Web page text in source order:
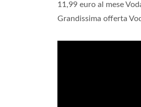
11,99 euro al mese
Grandissima offerta